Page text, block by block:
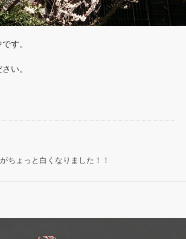
す。
い。
ちょっと白くなりました！！